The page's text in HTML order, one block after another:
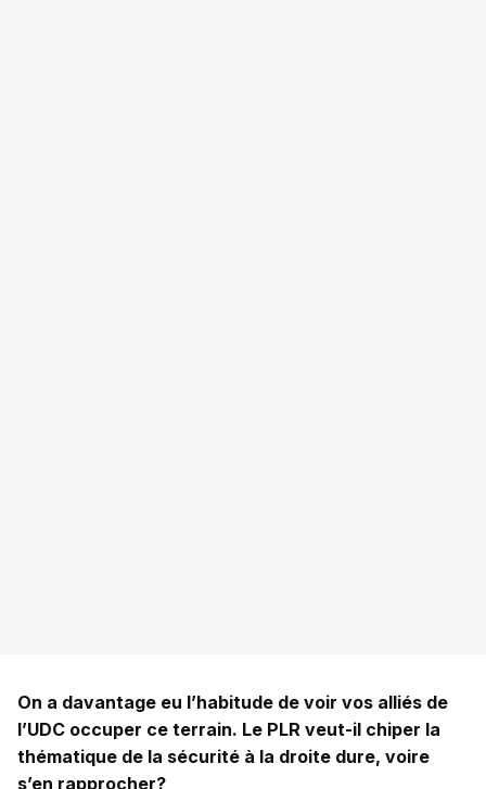
On a davantage eu l’habitude de voir vos alliés de
l’UDC occuper ce terrain. Le PLR veut-il chiper la
thématique de la sécurité à la droite dure, voire
s’en rapprocher?